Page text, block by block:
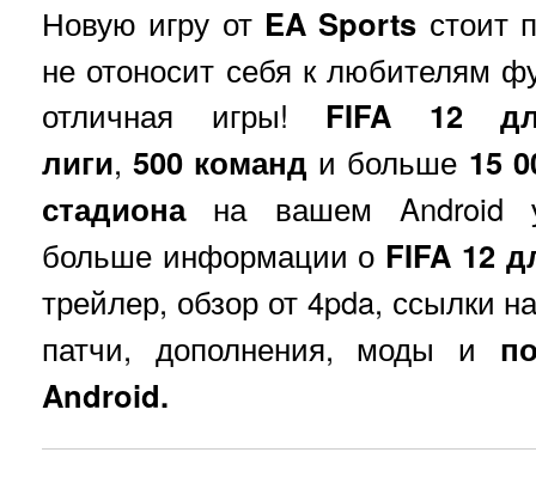
Новую игру от EA Sports стоит
не отоносит себя к любителям
отличная игры! FIFA 12
лиги,500 команд и больше 15
стадиона на вашем Android
больше информации о FIFA 12
трейлер, обзор от 4pda, ссылки
патчи, дополнения, моды и
Android.